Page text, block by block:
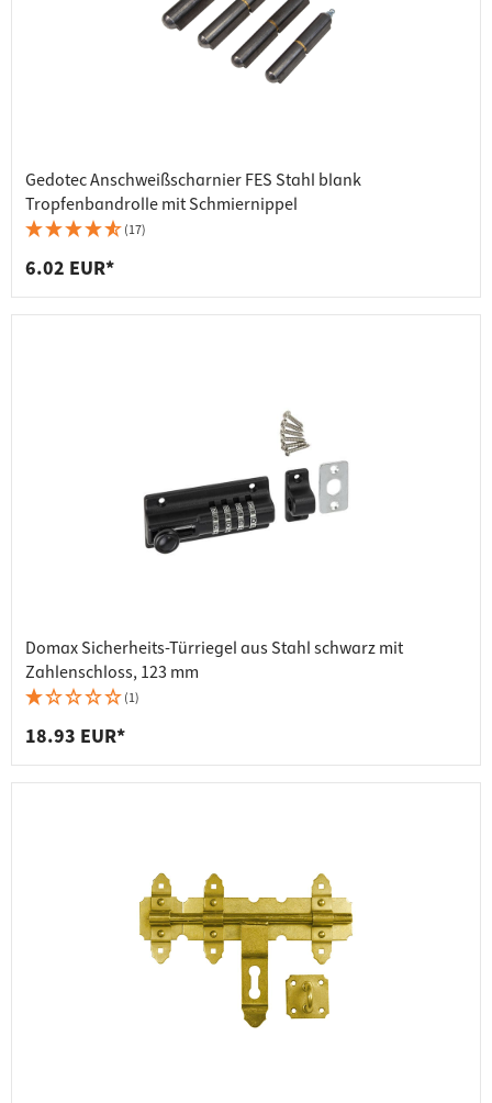
Gedotec Anschweißscharnier FES Stahl blank
Tropfenbandrolle mit Schmiernippel
(17)
6.02 EUR*
Domax Sicherheits-Türriegel aus Stahl schwarz mit
Zahlenschloss, 123 mm
(1)
18.93 EUR*